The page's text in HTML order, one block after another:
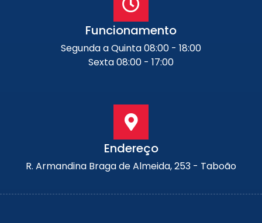
Funcionamento
Segunda a Quinta 08:00 - 18:00
Sexta 08:00 - 17:00
Endereço
R. Armandina Braga de Almeida, 253 - Taboão